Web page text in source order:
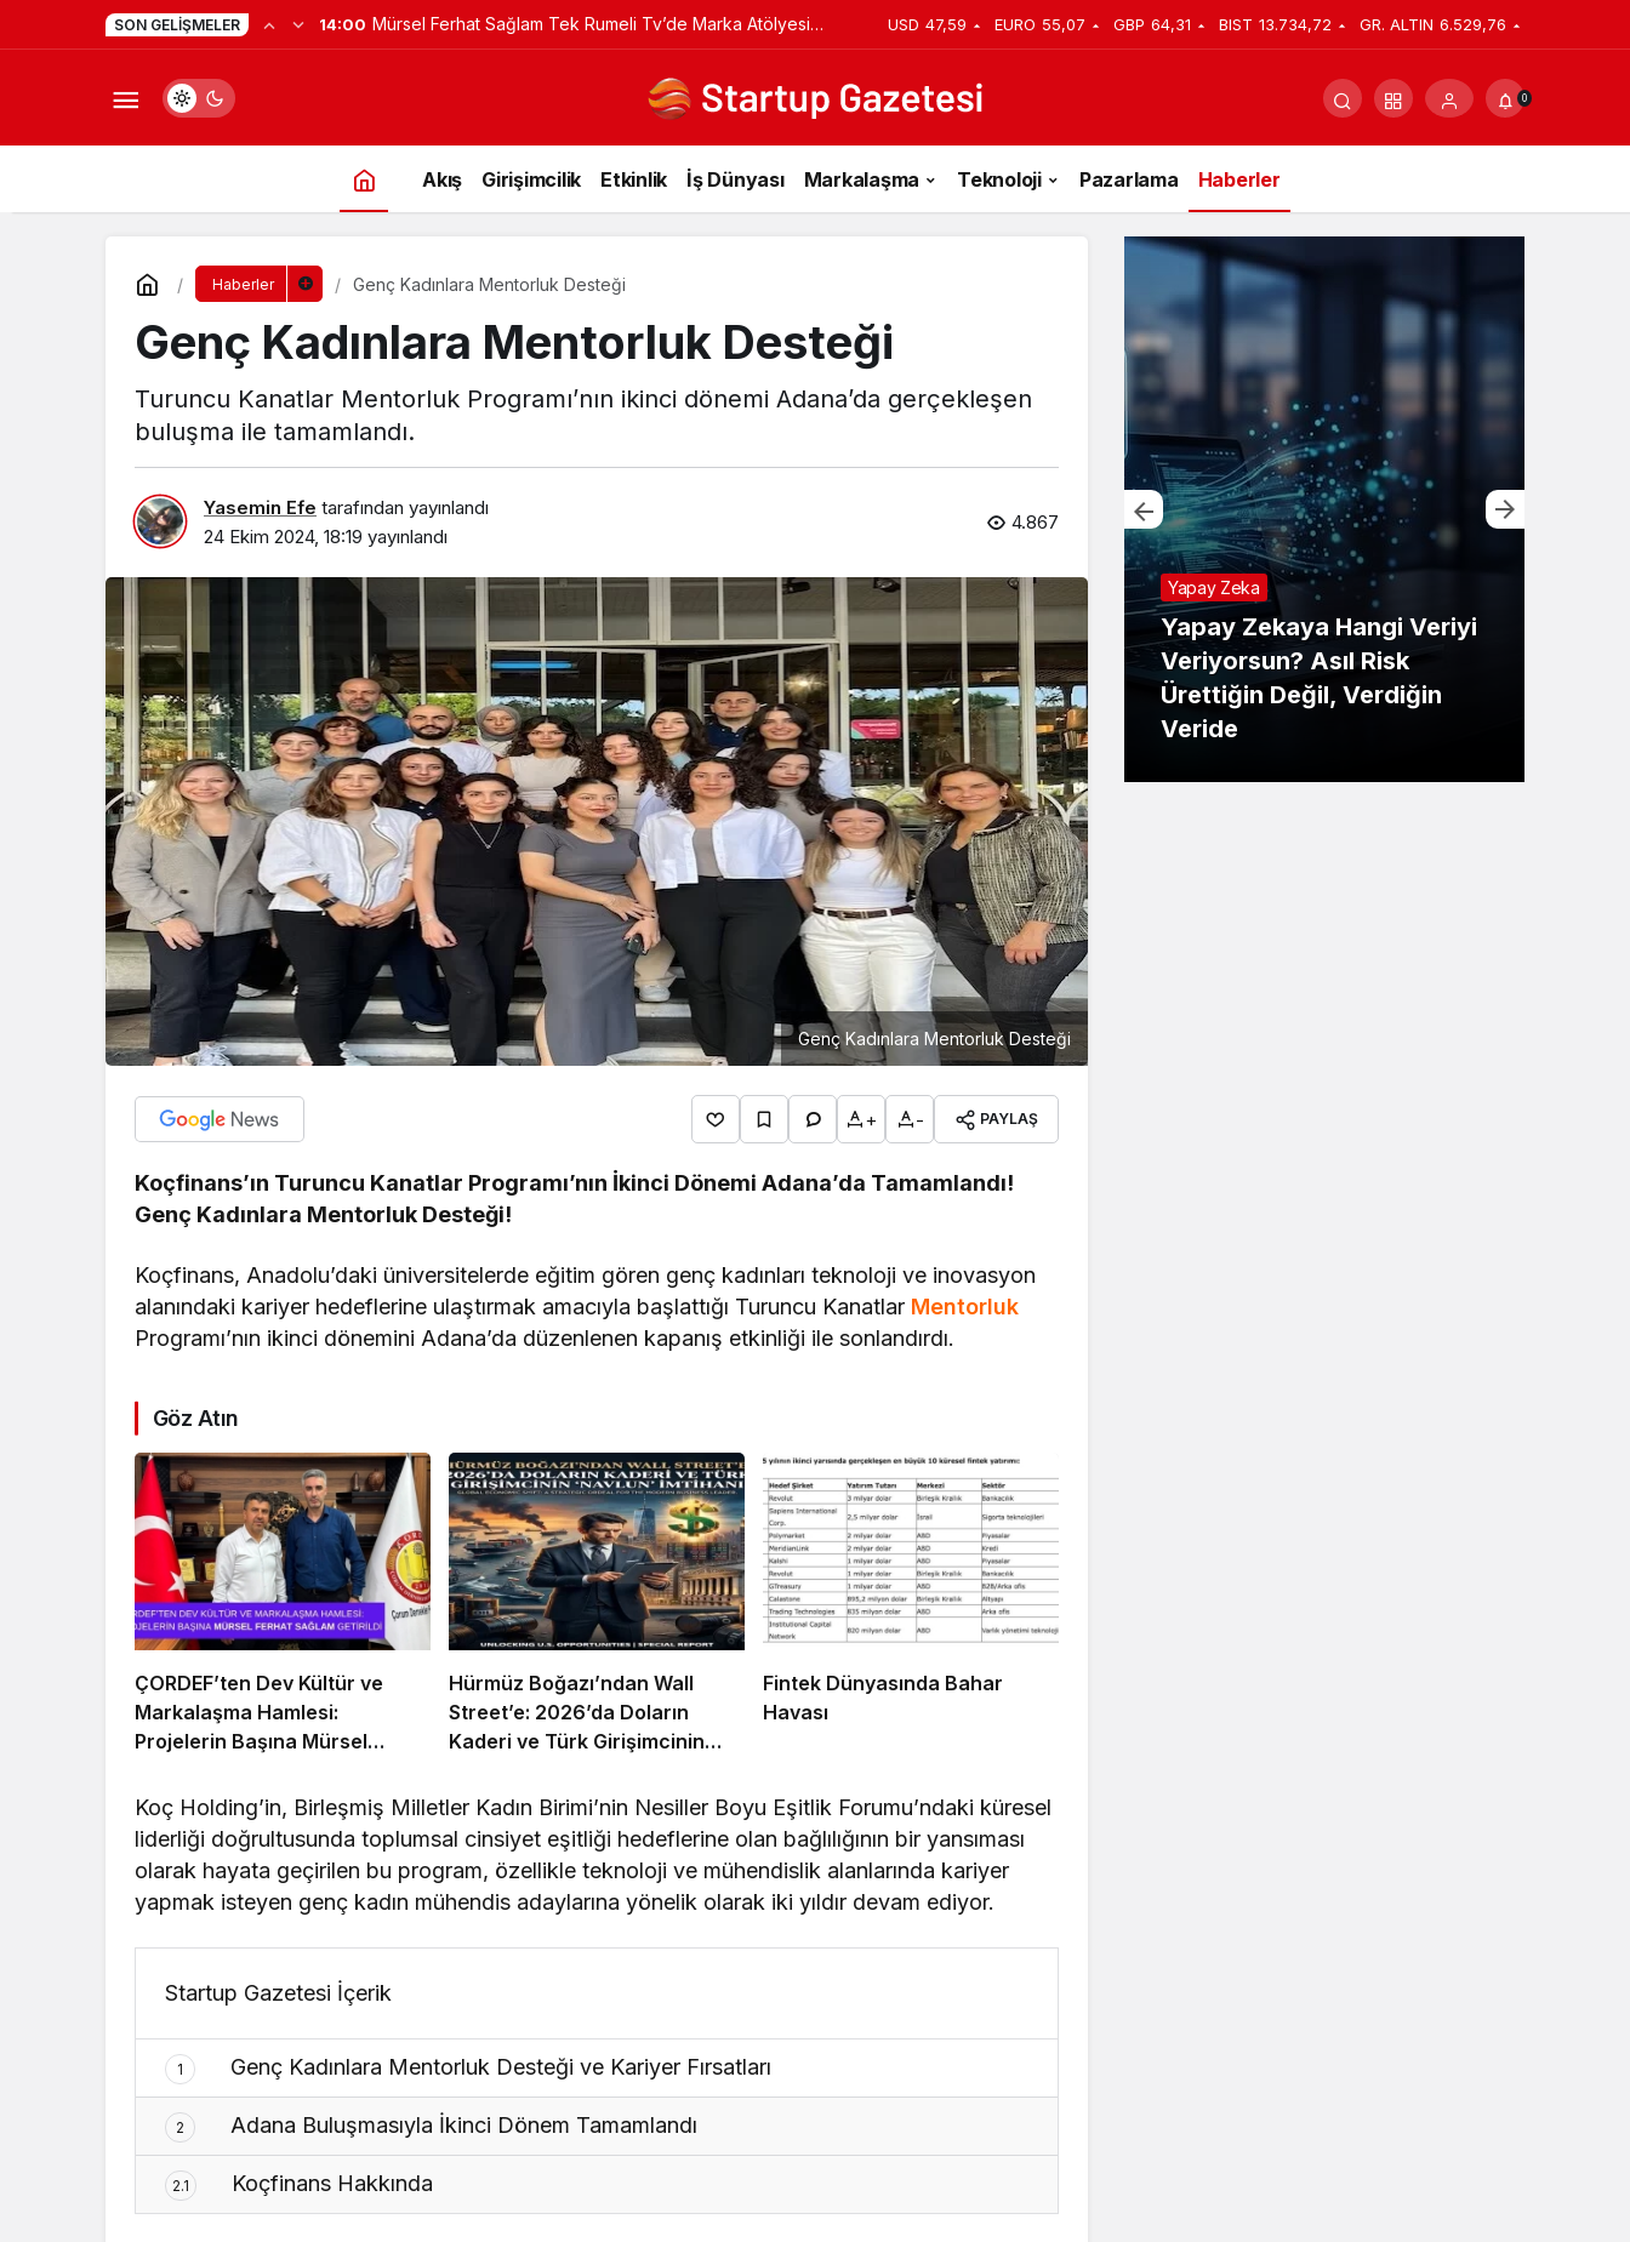
SON GELIŞMELER 14:00 Mürsel Ferhat Sağlam Tek Rumeli Tv’de Marka Atölyesi USD 47,59 EURO 55,07 GBP 64,31 BIST 13.734,72 GR. ALTIN 6.529,76
0
Akış Girişimcilik Etkinlik İş Dünyası Markalaşma Teknoloji Pazarlama Haberler
Haberler Genç Kadınlara Mentorluk Desteği
Genç Kadınlara Mentorluk Desteği
Turuncu Kanatlar Mentorluk Programı’nın ikinci dönemi Adana’da gerçekleşen
buluşma ile tamamlandı.
Yasemin Efe tarafından yayınlandı
24 Ekim 2024, 18:19 yayınlandı
4.867
Genç Kadınlara Mentorluk Desteği
+ - PAYLAŞ
Koçfinans’ın Turuncu Kanatlar Programı’nın İkinci Dönemi Adana’da Tamamlandı!
Genç Kadınlara Mentorluk Desteği!
Koçfinans, Anadolu’daki üniversitelerde eğitim gören genç kadınları teknoloji ve inovasyon
alanındaki kariyer hedeflerine ulaştırmak amacıyla başlattığı Turuncu Kanatlar Mentorluk
Programı’nın ikinci dönemini Adana’da düzenlenen kapanış etkinliği ile sonlandırdı.
Göz Atın
ÇORDEF’ten Dev Kültür ve
Markalaşma Hamlesi:
Projelerin Başına Mürsel
Hürmüz Boğazı’ndan Wall
Street’e: 2026’da Doların
Kaderi ve Türk Girişimcinin
Fintek Dünyasında Bahar
Havası
Koç Holding’in, Birleşmiş Milletler Kadın Birimi’nin Nesiller Boyu Eşitlik Forumu’ndaki küresel
liderliği doğrultusunda toplumsal cinsiyet eşitliği hedeflerine olan bağlılığının bir yansıması
olarak hayata geçirilen bu program, özellikle teknoloji ve mühendislik alanlarında kariyer
yapmak isteyen genç kadın mühendis adaylarına yönelik olarak iki yıldır devam ediyor.
Startup Gazetesi İçerik
1 Genç Kadınlara Mentorluk Desteği ve Kariyer Fırsatları
2 Adana Buluşmasıyla İkinci Dönem Tamamlandı
2.1 Koçfinans Hakkında
Girişimcilik
Mürsel Ferhat Sağlam Tek
Rumeli Tv’de Marka
Atölyesi Programına Konuk
Oldu
Yapay Zeka
Yapay Zekaya Hangi Veriyi
Veriyorsun? Asıl Risk
Ürettiğin Değil, Verdiğin
Veride